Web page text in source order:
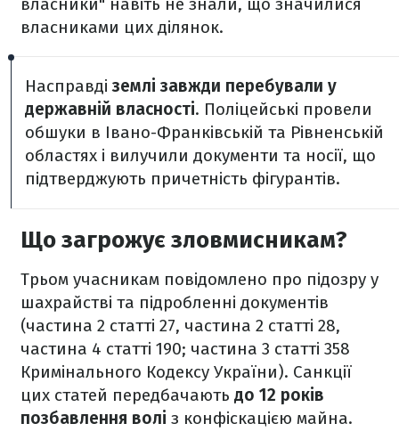
власниками цих ділянок.
Насправдіземлі завжди перебували у
державній власності. Поліцейські провели
обшуки в Івано-Франківській та Рівненській
областях і вилучили документи та носії, що
підтверджують причетність фігурантів.
Що загрожує зловмисникам?
Трьом учасникам повідомлено про підозру у
шахрайстві та підробленні документів
(частина 2 статті 27, частина 2 статті 28,
частина 4 статті 190; частина 3 статті 358
Кримінального Кодексу України). Санкції
цих статей передбачають до 12 років
позбавлення волі з конфіскацією майна.